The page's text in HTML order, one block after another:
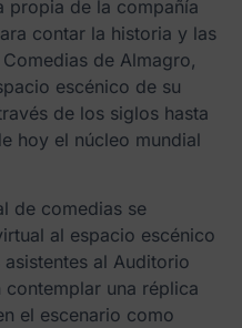
propia de la compañía
contar la historia y las
de Almagro,
escénico de su
de los siglos hasta
hoy el núcleo mundial
de comedias se
al espacio escénico
al Auditorio
una réplica
el escenario como